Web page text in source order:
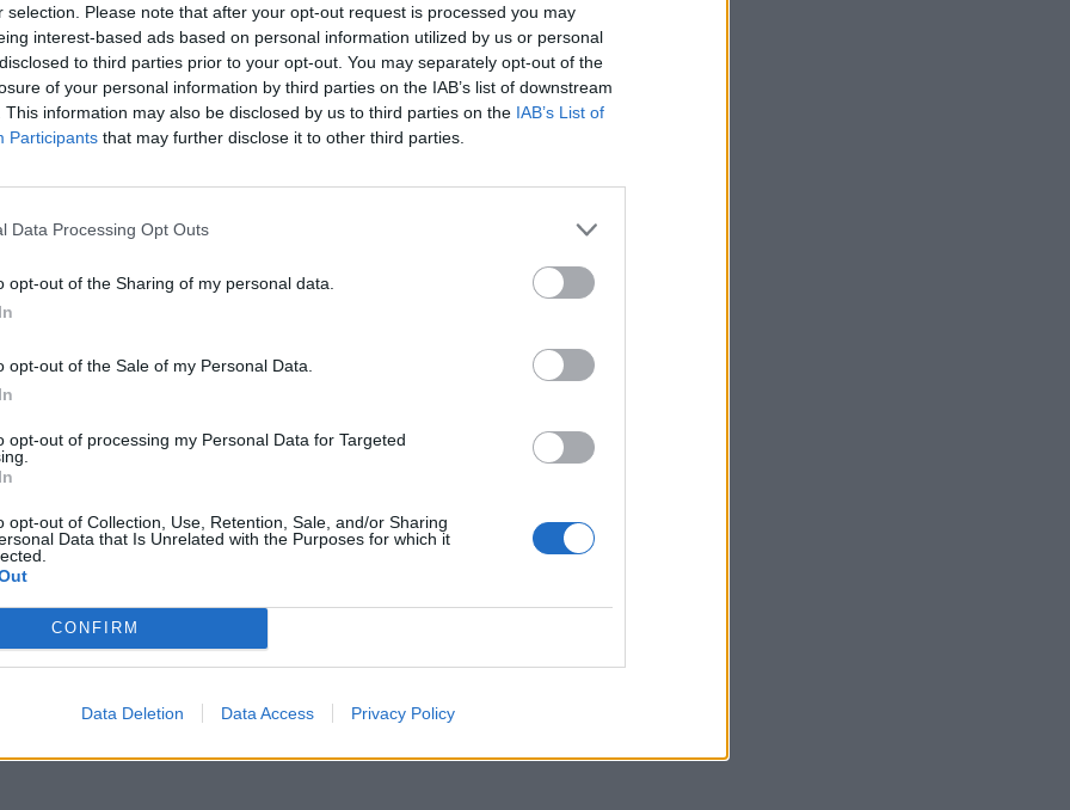
selection. Please note that after your opt-out request is processed you may
interest-based ads based on personal information utilized by us or personal
to third parties prior to your opt-out. You may separately opt-out of the
of your personal information by third parties on the IAB’s list of downstream
This information may also be disclosed by us to third parties on the IAB’s List of
Participants that may further disclose it to other third parties.
Data Processing Opt Outs
opt-out of the Sharing of my personal data.
opt-out of the Sale of my Personal Data.
opt-out of processing my Personal Data for Targeted
opt-out of Collection, Use, Retention, Sale, and/or Sharing
Data that Is Unrelated with the Purposes for which it
CONFIRM
Data Deletion Data Access Privacy Policy
pystyttäminen rannalle on
ja muiden varjostimien
viranomaisten sivuilla